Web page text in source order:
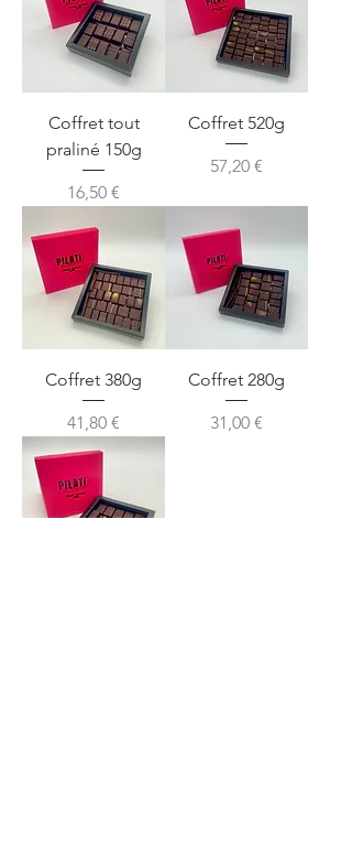
Coffret tout
praliné 150g
Prix
16,50 €
Coffret 520g
Prix
57,20 €
Coffret 380g
Prix
41,80 €
Coffret 280g
Prix
31,00 €